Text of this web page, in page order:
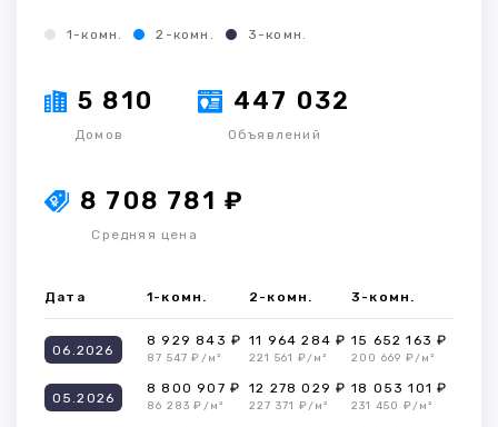
1-комн. 2-комн. 3-комн.
5 810
Домов
447 032
Объявлений
8 708 781 ₽
Средняя цена
Дата 1-комн. 2-комн. 3-комн.
06.2026
8 929 843 ₽
87 547 ₽/м²
11 964 284 ₽
221 561 ₽/м²
15 652 163 ₽
200 669 ₽/м²
05.2026
8 800 907 ₽
86 283 ₽/м²
12 278 029 ₽
227 371 ₽/м²
18 053 101 ₽
231 450 ₽/м²